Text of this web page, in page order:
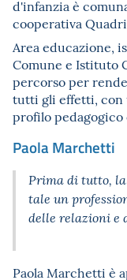
d'infanzia è
cooperativa
Area educazione,
Comune e Istituto
percorso per
tutti gli effetti, con
profilo
Paola Marchetti
Prima di tutto, la
tale un
delle relazioni e
Paola Marchetti è